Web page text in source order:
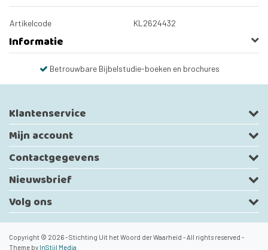
Artikelcode KL2624432
Informatie
Betrouwbare Bijbelstudie-boeken en brochures
Klantenservice
Mijn account
Contactgegevens
Nieuwsbrief
Volg ons
Copyright © 2026 - Stichting Uit het Woord der Waarheid - All rights reserved -
Theme by InStijl Media